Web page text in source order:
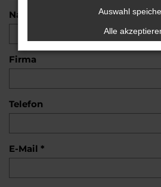
Nachname *
Firma
Telefon
E-Mail *
Auswahl
Alle